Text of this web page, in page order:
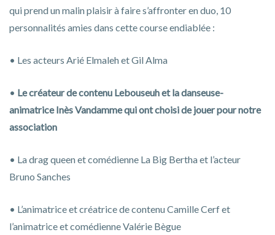
qui prend un malin plaisir à faire s’affronter en duo, 10
personnalités amies dans cette course endiablée :
•⁠ ⁠Les acteurs Arié Elmaleh et Gil Alma
•⁠ ⁠Le créateur de contenu Lebouseuh et la danseuse-
animatrice Inès Vandamme qui ont choisi de jouer pour notre
association
•⁠ ⁠La drag queen et comédienne La Big Bertha et l’acteur
Bruno Sanches
•⁠ ⁠L’animatrice et créatrice de contenu Camille Cerf et
l’animatrice et comédienne Valérie Bègue